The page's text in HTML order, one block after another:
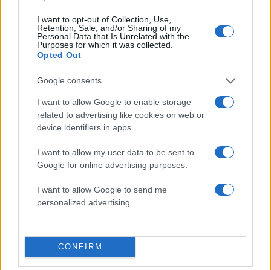
I want to opt-out of Collection, Use,
Retention, Sale, and/or Sharing of my
Personal Data that Is Unrelated with the
Purposes for which it was collected.
Opted Out
Google consents
I want to allow Google to enable storage
related to advertising like cookies on web or
device identifiers in apps.
I want to allow my user data to be sent to
Google for online advertising purposes.
I want to allow Google to send me
personalized advertising.
CONFIRM
ΔΙΑΦΗΜΙΣΗ
Αν τα χάσατε